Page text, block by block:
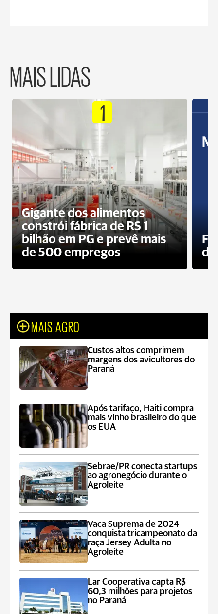
MAIS LIDAS
1
Gigante dos alimentos
constrói fábrica de RS 1
bilhão em PG e prevê mais
de 500 empregos
MAIS AGRO
Custos altos comprimem
margens dos avicultores do
Paraná
Após tarifaço, Haiti compra
mais vinho brasileiro do que
os EUA
Sebrae/PR conecta startups
ao agronegócio durante o
Agroleite
Vaca Suprema de 2024
conquista tricampeonato da
raça Jersey Adulta no
Agroleite
Lar Cooperativa capta R$
60,3 milhões para projetos
no Paraná